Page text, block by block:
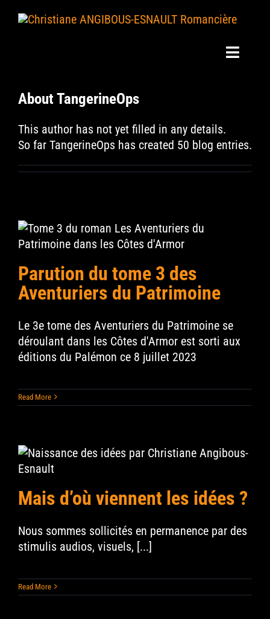
Toggle
Mes Livres
Mes Actus
Revue de presse
Contact
Search
for:
AboutTangerineOps
This author has not yet filled in any details.
So far TangerineOps has created 50 blog entries.
Parution du tome 3 des
Aventuriers du Patrimoine
Le 3e tome des Aventuriers du Patrimoine se
déroulant dans les Côtes d'Armor est sorti aux
éditions du Palémon ce 8 juillet 2023
Read More
Mais d’où viennent les idées ?
Nous sommes sollicités en permanence par des
stimulis audios, visuels, [...]
Read More